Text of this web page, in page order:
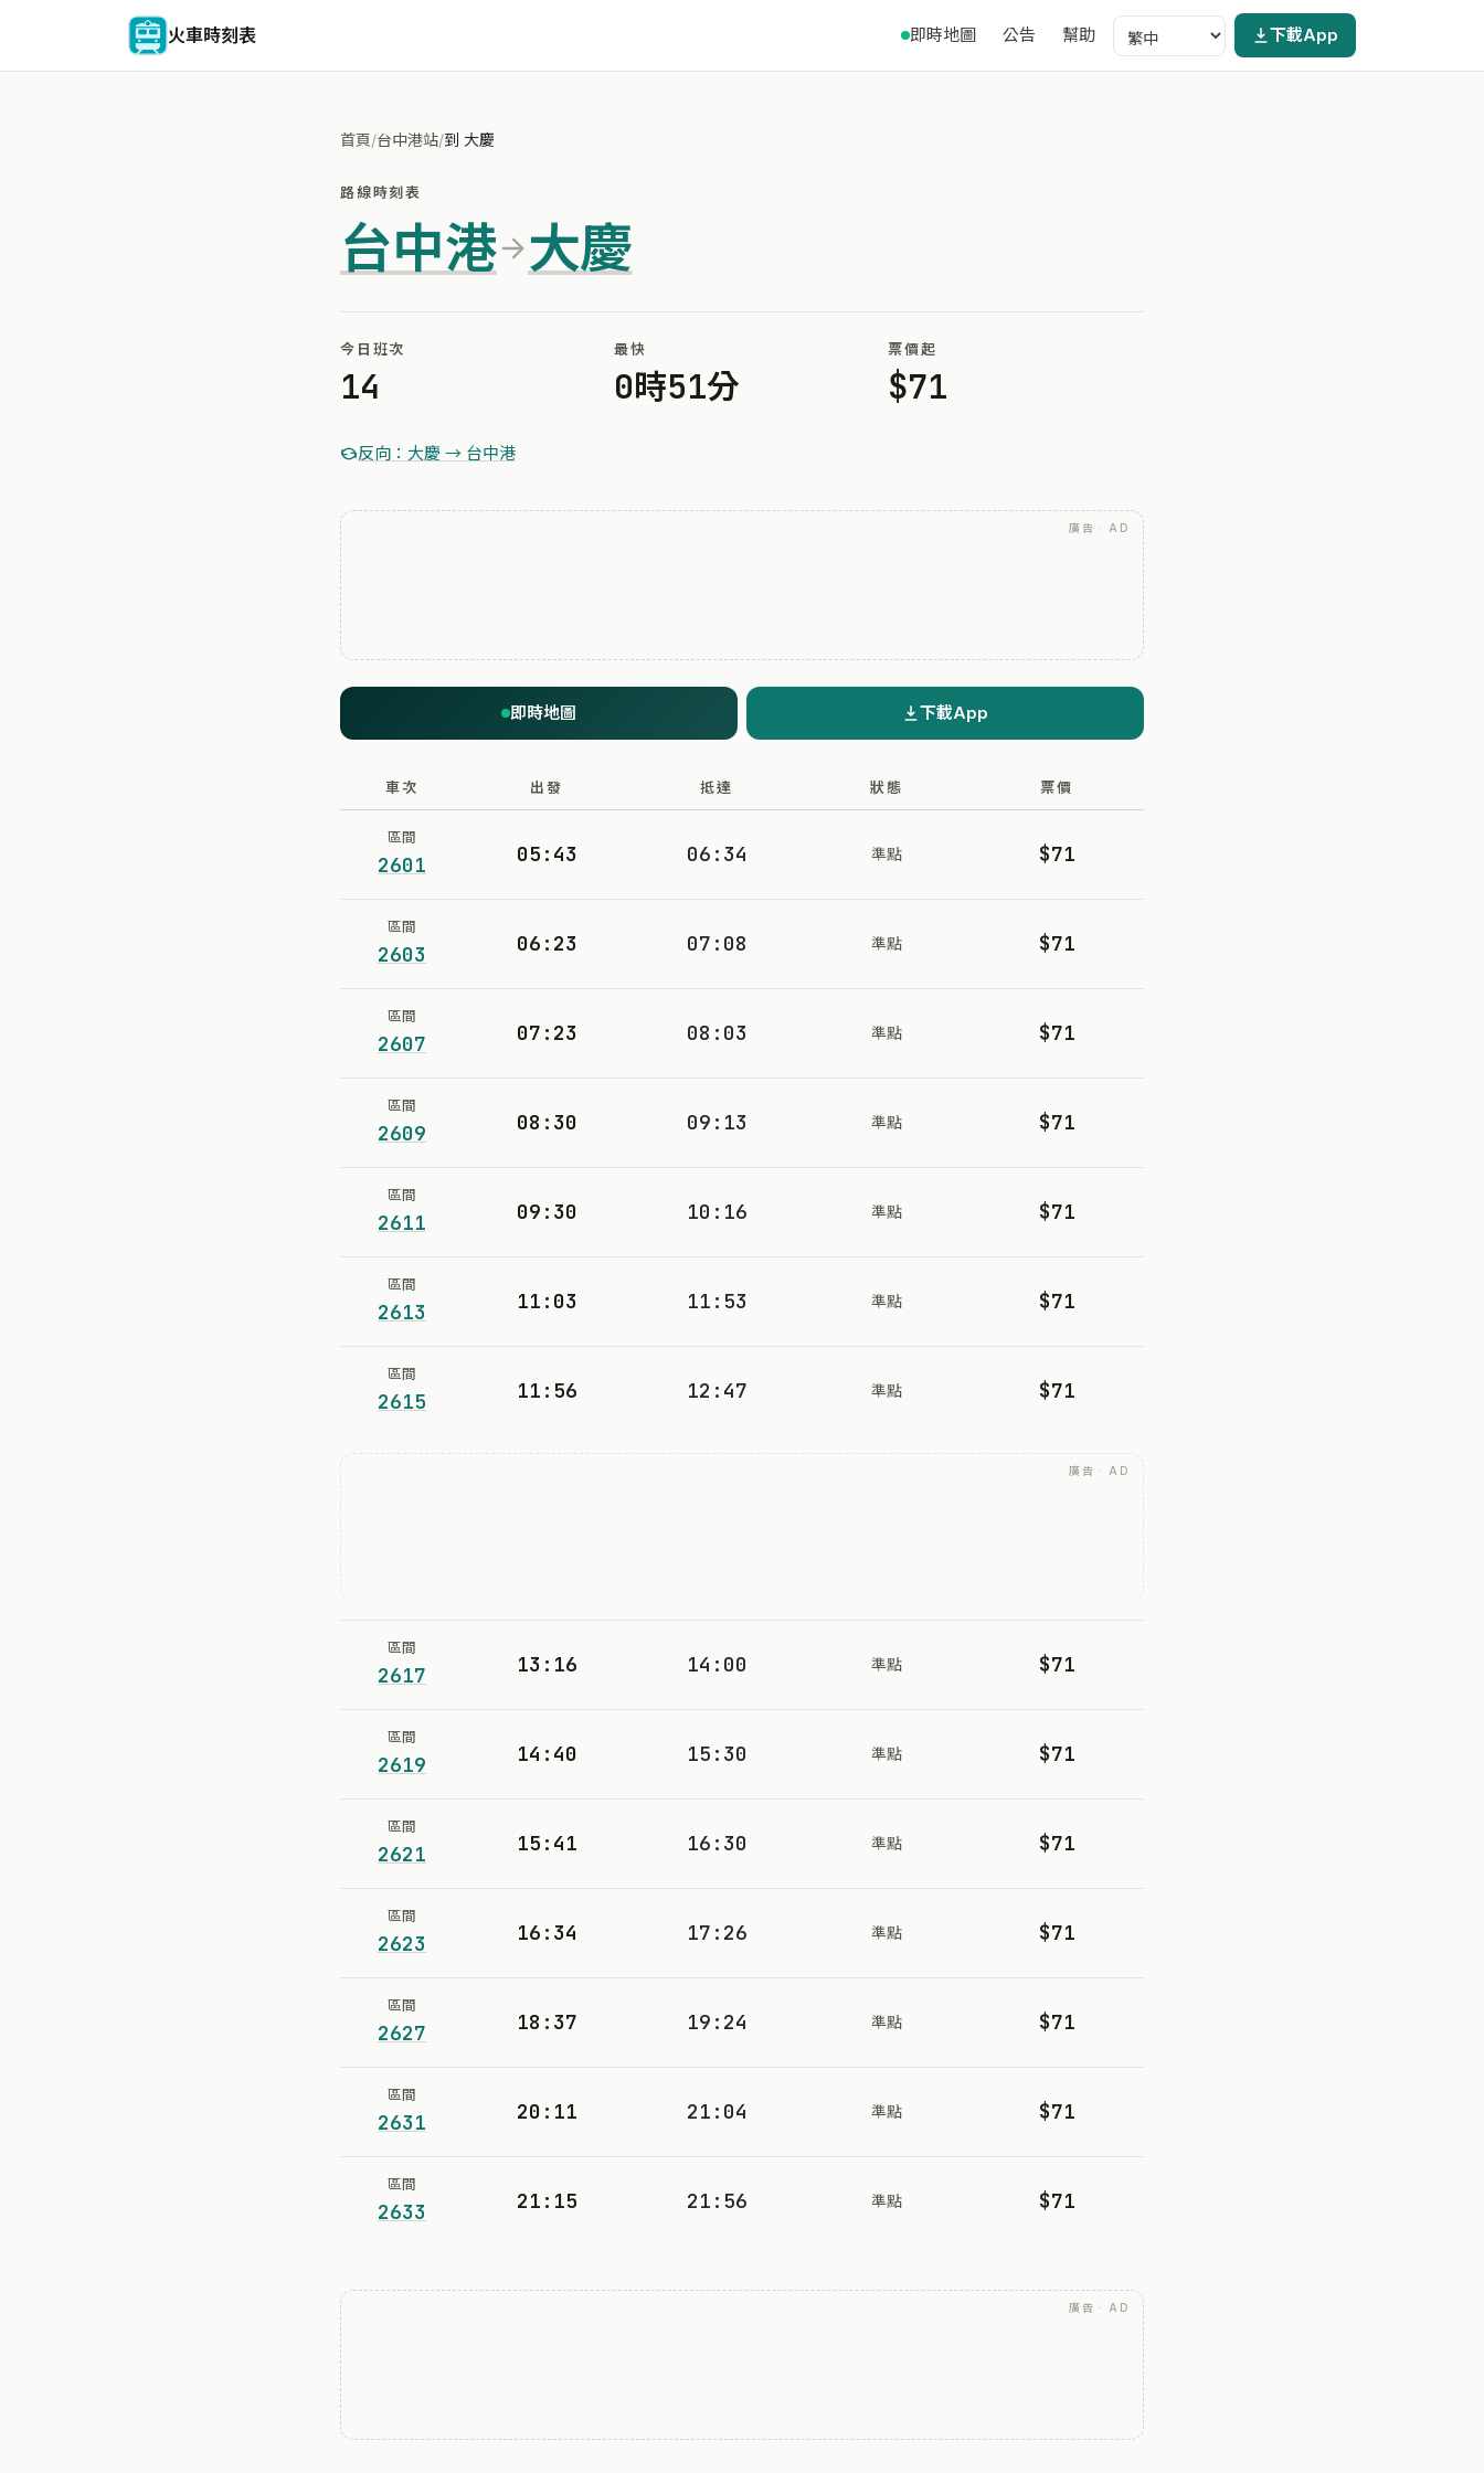
火車時刻表 即時地圖 公告 幫助 下載App
首頁/台中港站/到 大慶
路線時刻表
台中港 大慶
今日班次
14
最快
0時51分
票價起
$71
反向：大慶 → 台中港
廣告 · AD
即時地圖 下載App
車次 出發 抵達 狀態 票價
區間
2601 05:43 06:34 準點 $71
區間
2603 06:23 07:08 準點 $71
區間
2607 07:23 08:03 準點 $71
區間
2609 08:30 09:13 準點 $71
區間
2611 09:30 10:16 準點 $71
區間
2613 11:03 11:53 準點 $71
區間
2615 11:56 12:47 準點 $71
廣告 · AD
區間
2617 13:16 14:00 準點 $71
區間
2619 14:40 15:30 準點 $71
區間
2621 15:41 16:30 準點 $71
區間
2623 16:34 17:26 準點 $71
區間
2627 18:37 19:24 準點 $71
區間
2631 20:11 21:04 準點 $71
區間
2633 21:15 21:56 準點 $71
廣告 · AD